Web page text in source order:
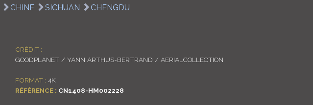
CHINE SICHUAN CHENGDU
CRÉDIT :
GOODPLANET / YANN ARTHUS-BERTRAND / AERIALCOLLECTION
FORMAT : 4K
RÉFÉRENCE : CN1408-HM002228